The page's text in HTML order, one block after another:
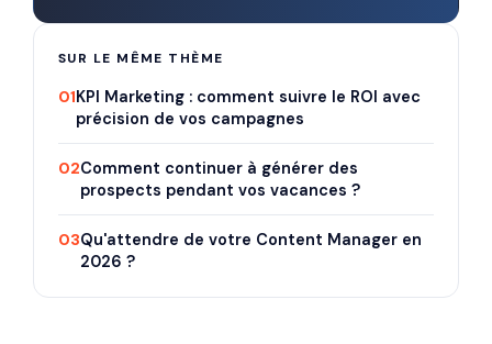
SUR LE MÊME THÈME
01KPI Marketing : comment suivre le ROI avec
précision de vos campagnes
02Comment continuer à générer des
prospects pendant vos vacances ?
03Qu'attendre de votre Content Manager en
2026 ?